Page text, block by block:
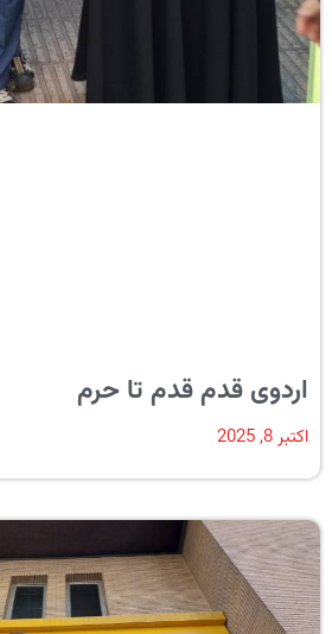
اردوی قدم قدم تا حرم
اکتبر 8, 2025